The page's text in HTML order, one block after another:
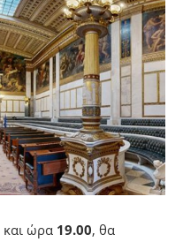
και ώρα 19.00, θα